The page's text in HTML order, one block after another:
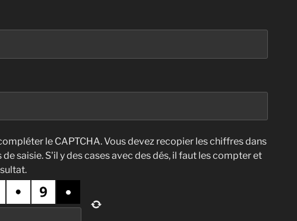
le CAPTCHA. Vous devez recopier les chiffres dans
de saisie. S'il y des cases avec des dés, il faut les compter et